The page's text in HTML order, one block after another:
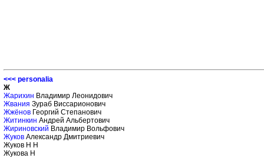
<<< personalia
Ж
Жарихин Владимир Леонидович
Жвания Зураб Виссарионович
Жжёнов Георгий Степанович
Житинкин Андрей Альбертович
Жириновский Владимир Вольфович
Жуков Александр Дмитриевич
Жуков Н Н
Жукова Н